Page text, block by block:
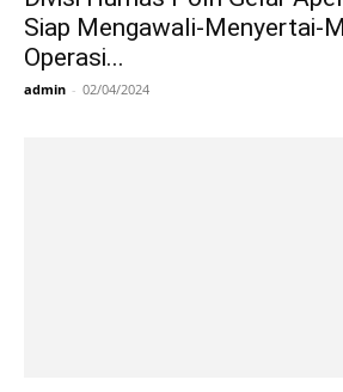
Siap Mengawali-Menyertai-
Operasi...
admin - 02/04/2024